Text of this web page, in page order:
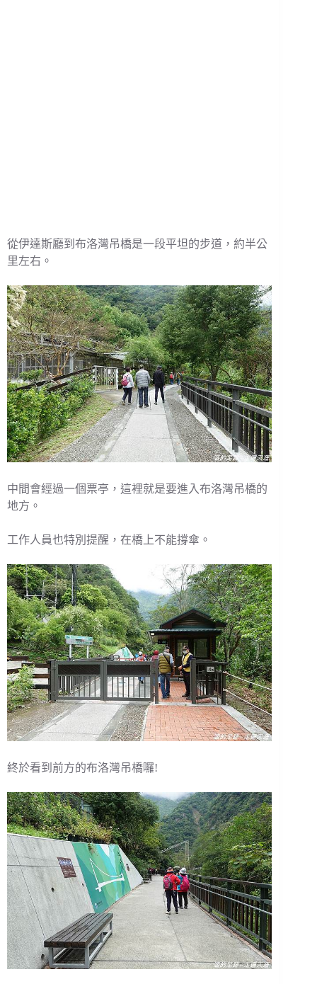
從伊達斯廳到布洛灣吊橋是一段平坦的步道，約半公
里左右。
中間會經過一個票亭，這裡就是要進入布洛灣吊橋的
地方。
工作人員也特別提醒，在橋上不能撐傘。
終於看到前方的布洛灣吊橋囉!